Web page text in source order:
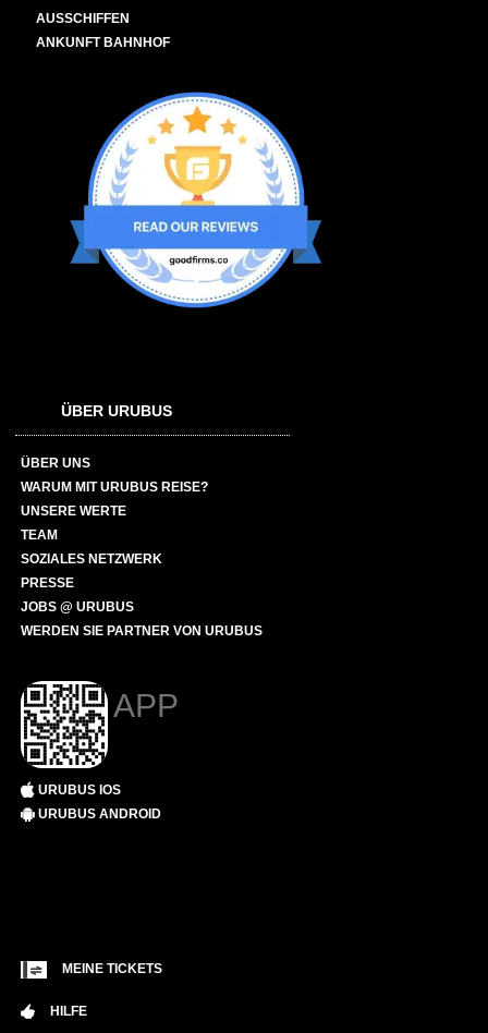
AUSSCHIFFEN
ANKUNFT BAHNHOF
ÜBER URUBUS
ÜBER UNS
WARUM MIT URUBUS REISE?
UNSERE WERTE
TEAM
SOZIALES NETZWERK
PRESSE
JOBS @ URUBUS
WERDEN SIE PARTNER VON URUBUS
APP
URUBUS IOS
URUBUS ANDROID
MEINE TICKETS
HILFE